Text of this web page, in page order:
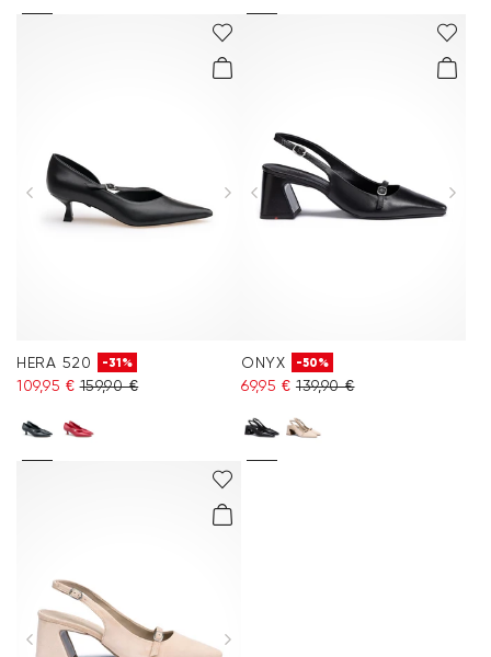
HERA 520 -31%
109,95 € 159,90 €
ONYX -50%
69,95 € 139,90 €